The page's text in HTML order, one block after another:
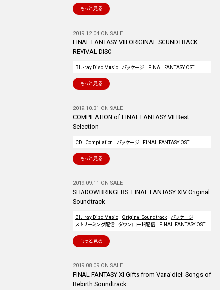
もっと見る
2019.12.04 ON SALE
FINAL FANTASY VIII ORIGINAL SOUNDTRACK
REVIVAL DISC
Blu-ray Disc Music パッケージ FINAL FANTASY OST
もっと見る
2019.10.31 ON SALE
COMPILATION of FINAL FANTASY VII Best
Selection
CD Compilation パッケージ FINAL FANTASY OST
もっと見る
2019.09.11 ON SALE
SHADOWBRINGERS: FINAL FANTASY XIV Original
Soundtrack
Blu-ray Disc Music Original Soundtrack
パッケージ
ストリーミング配信
ダウンロード配信 FINAL FANTASY OST
もっと見る
2019.08.09 ON SALE
FINAL FANTASY XI Gifts from Vana'diel: Songs of
Rebirth Soundtrack